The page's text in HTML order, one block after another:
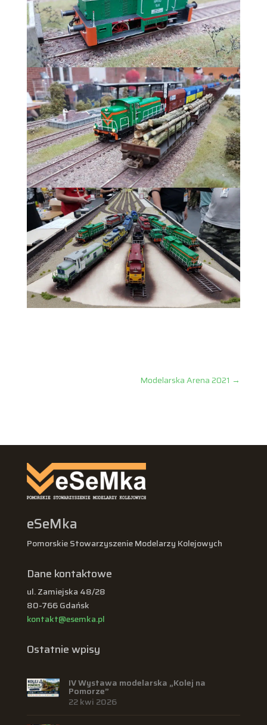
Modelarska Arena 2021 →
eSeMka
Pomorskie Stowarzyszenie Modelarzy Kolejowych
Dane kontaktowe
ul. Zamiejska 48/28
80-766 Gdańsk
kontakt@esemka.pl
Ostatnie wpisy
IV Wystawa modelarska „Kolej na
Pomorze”
22 kwi 2026